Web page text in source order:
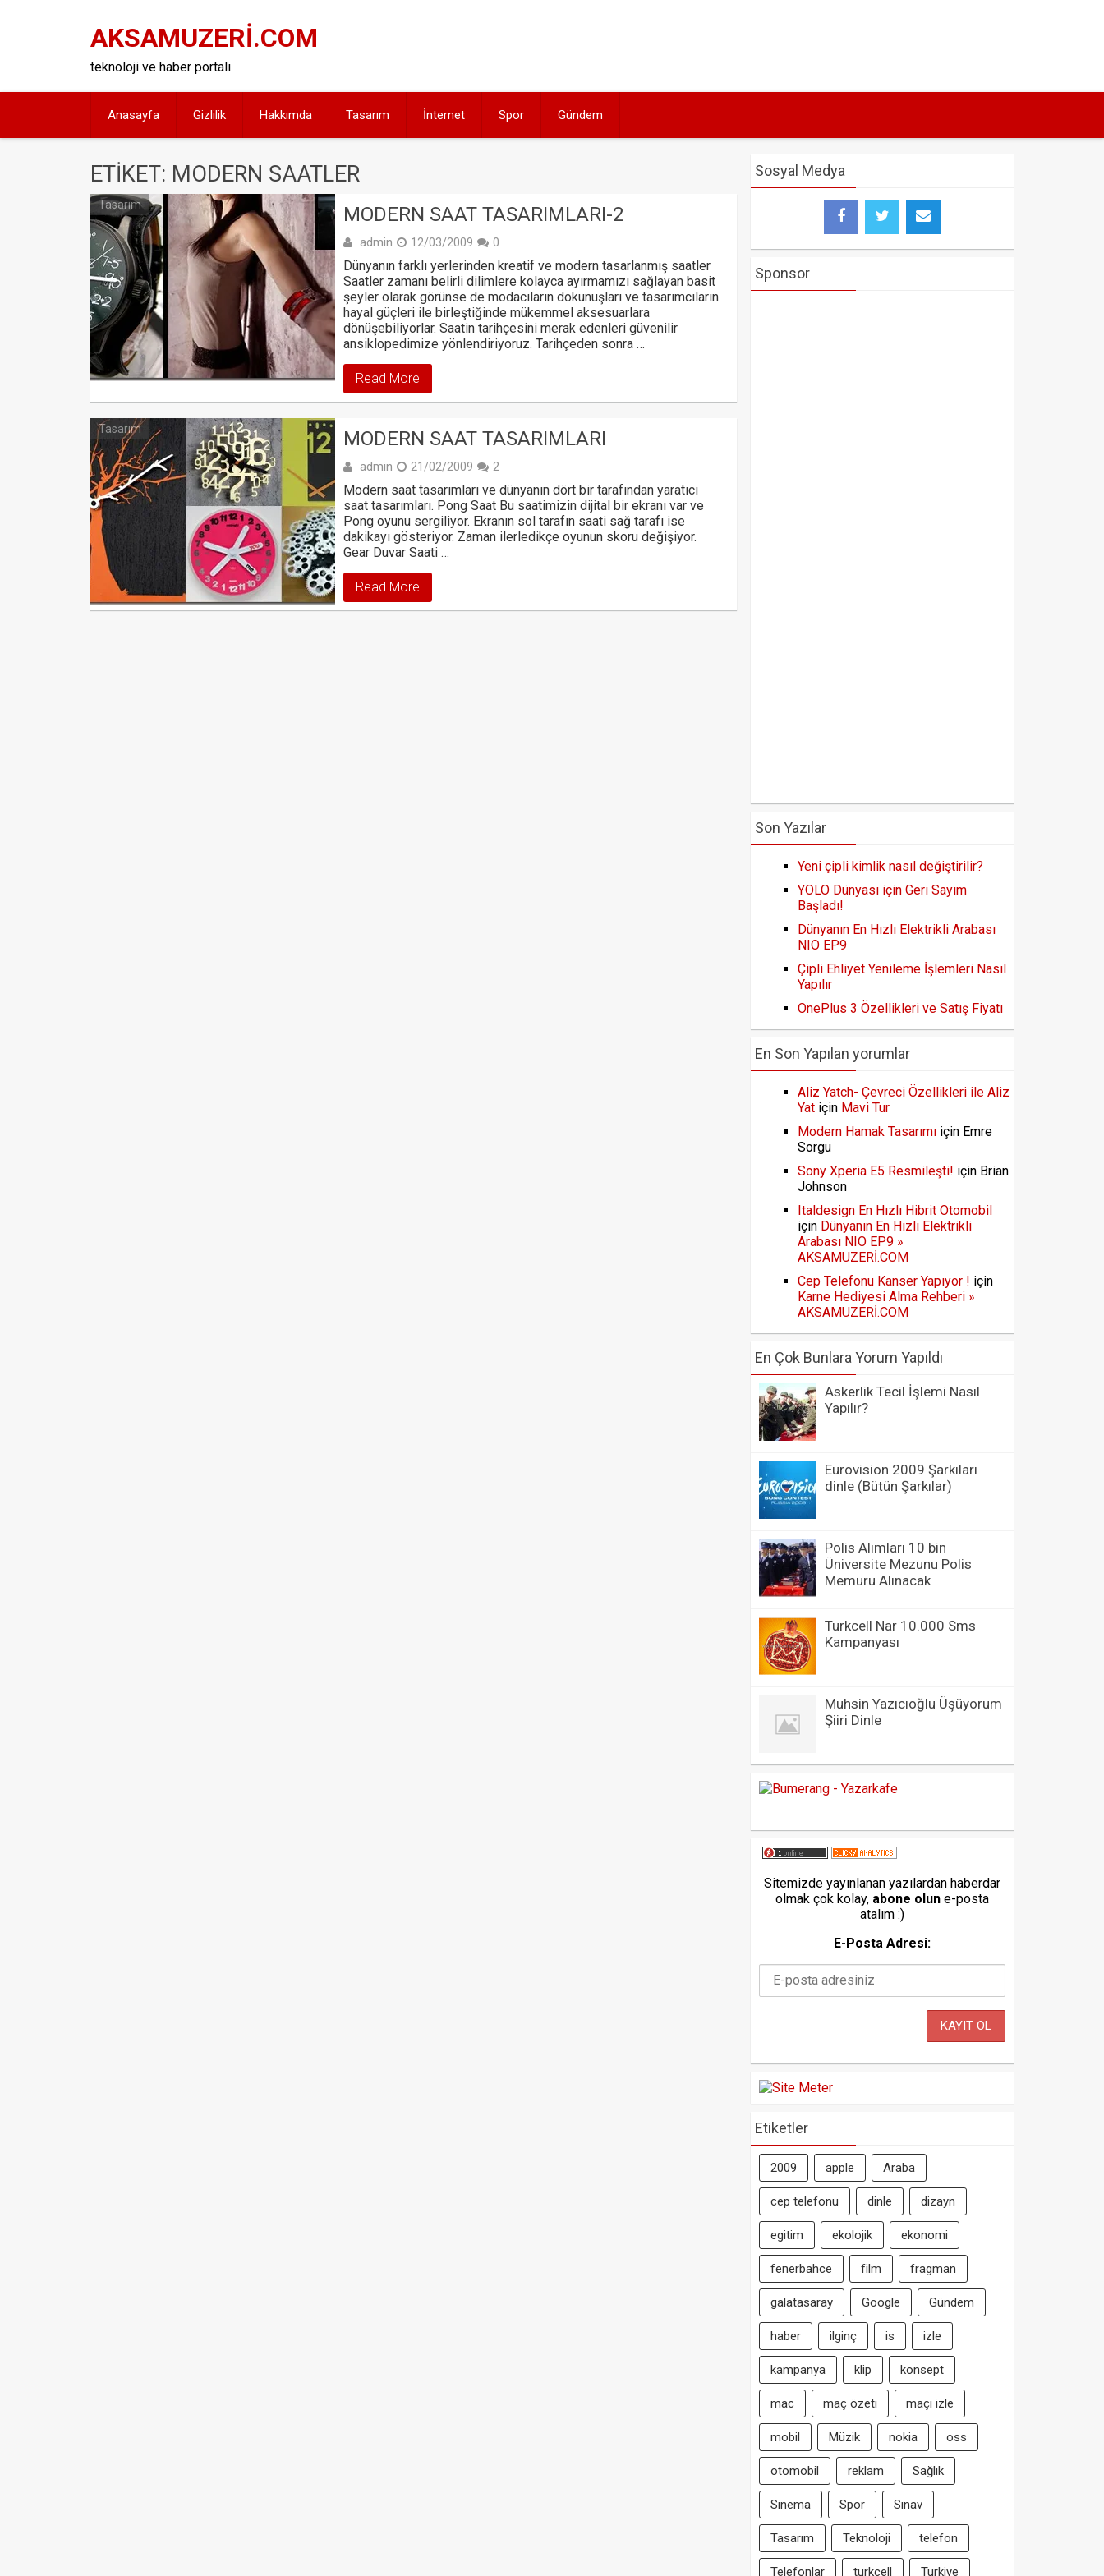
AKSAMUZERİ.COM
teknoloji ve haber portalı
Anasayfa Gizlilik Hakkımda Tasarım İnternet Spor Gündem
ETIKET: MODERN SAATLER
Tasarım MODERN SAAT TASARIMLARI-2
admin 12/03/2009 0
Dünyanın farklı yerlerinden kreatif ve modern tasarlanmış saatler
Saatler zamanı belirli dilimlere kolayca ayırmamızı sağlayan basit
şeyler olarak görünse de modacıların dokunuşları ve tasarımcıların
hayal güçleri ile birleştiğinde mükemmel aksesuarlara
dönüşebiliyorlar. Saatin tarihçesini merak edenleri güvenilir
ansiklopedimize yönlendiriyoruz. Tarihçeden sonra …
Read More
Tasarım MODERN SAAT TASARIMLARI
admin 21/02/2009 2
Modern saat tasarımları ve dünyanın dört bir tarafından yaratıcı
saat tasarımları. Pong Saat Bu saatimizin dijital bir ekranı var ve
Pong oyunu sergiliyor. Ekranın sol tarafın saati sağ tarafı ise
dakikayı gösteriyor. Zaman ilerledikçe oyunun skoru değişiyor.
Gear Duvar Saati …
Read More
Sosyal Medya
Sponsor
Son Yazılar
Yeni çipli kimlik nasıl değiştirilir?
YOLO Dünyası için Geri Sayım
Başladı!
Dünyanın En Hızlı Elektrikli Arabası
NIO EP9
Çipli Ehliyet Yenileme İşlemleri Nasıl
Yapılır
OnePlus 3 Özellikleri ve Satış Fiyatı
En Son Yapılan yorumlar
Aliz Yatch- Çevreci Özellikleri ile Aliz
Yat için Mavi Tur
Modern Hamak Tasarımı için Emre
Sorgu
Sony Xperia E5 Resmileşti! için Brian
Johnson
Italdesign En Hızlı Hibrit Otomobil
için Dünyanın En Hızlı Elektrikli
Arabası NIO EP9 »
AKSAMUZERİ.COM
Cep Telefonu Kanser Yapıyor ! için
Karne Hediyesi Alma Rehberi »
AKSAMUZERİ.COM
En Çok Bunlara Yorum Yapıldı
Askerlik Tecil İşlemi Nasıl
Yapılır?
Eurovision 2009 Şarkıları
dinle (Bütün Şarkılar)
Polis Alımları 10 bin
Üniversite Mezunu Polis
Memuru Alınacak
Turkcell Nar 10.000 Sms
Kampanyası
Muhsin Yazıcıoğlu Üşüyorum
Şiiri Dinle
Sitemizde yayınlanan yazılardan haberdar
olmak çok kolay, abone olun e-posta
atalım :)
E-Posta Adresi:
Etiketler
2009 apple Araba
cep telefonu dinle dizayn
egitim ekolojik ekonomi
fenerbahce film fragman
galatasaray Google Gündem
haber ilginç is izle
kampanya klip konsept
mac maç özeti maçı izle
mobil Müzik nokia oss
otomobil reklam Sağlık
Sinema Spor Sınav
Tasarım Teknoloji telefon
Telefonlar turkcell Turkiye